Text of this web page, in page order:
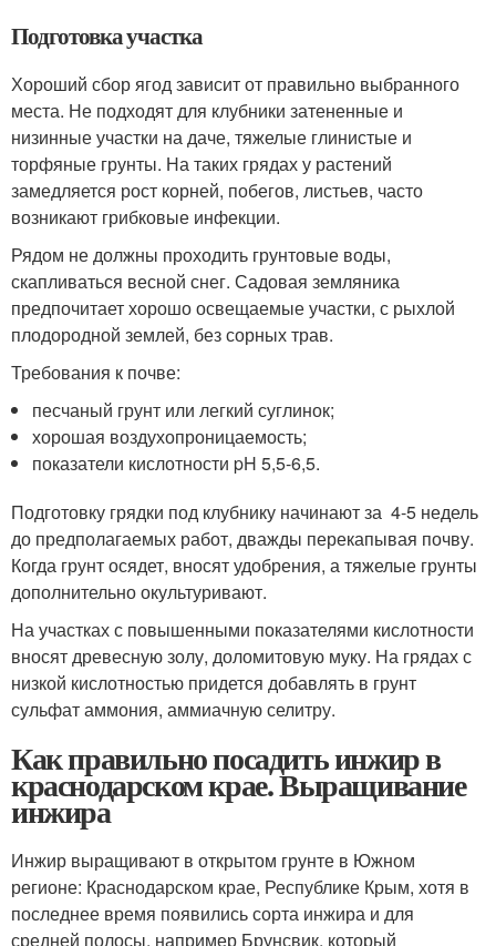
Подготовка участка
Хороший сбор ягод зависит от правильно выбранного
места. Не подходят для клубники затененные и
низинные участки на даче, тяжелые глинистые и
торфяные грунты. На таких грядах у растений
замедляется рост корней, побегов, листьев, часто
возникают грибковые инфекции.
Рядом не должны проходить грунтовые воды,
скапливаться весной снег. Садовая земляника
предпочитает хорошо освещаемые участки, с рыхлой
плодородной землей, без сорных трав.
Требования к почве:
песчаный грунт или легкий суглинок;
хорошая воздухопроницаемость;
показатели кислотности pH 5,5-6,5.
Подготовку грядки под клубнику начинают за 4-5 недель
до предполагаемых работ, дважды перекапывая почву.
Когда грунт осядет, вносят удобрения, а тяжелые грунты
дополнительно окультуривают.
На участках с повышенными показателями кислотности
вносят древесную золу, доломитовую муку. На грядах с
низкой кислотностью придется добавлять в грунт
сульфат аммония, аммиачную селитру.
Как правильно посадить инжир в
краснодарском крае. Выращивание
инжира
Инжир выращивают в открытом грунте в Южном
регионе: Краснодарском крае, Республике Крым, хотя в
последнее время появились сорта инжира и для
средней полосы, например Брунсвик, который